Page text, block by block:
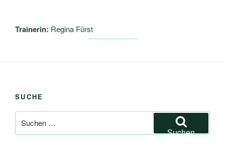
Trainerin: Regina Fürst
SUCHE
nach:
Suchen